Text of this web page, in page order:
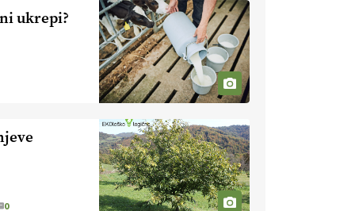
nevaren.
Varnost na kmetiji naj
bo vedno na prvem mestu.
https://t.co/RcsFHlxERk
#traktor #varnost #kmetijstvo
https://t.co/L4Er80AtXS
22.07.2026
[EKOloško = LOGIČNO ]
Za
uspešno ohranjanje travišč sta
ključna kmetijstvo
in predvsem
reja travojedih živali
. VEČ
https://t.co/YvDmY3UNng @EUAgri
ukrepi?
0